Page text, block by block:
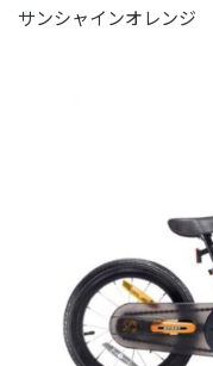
サンシャインオレンジ